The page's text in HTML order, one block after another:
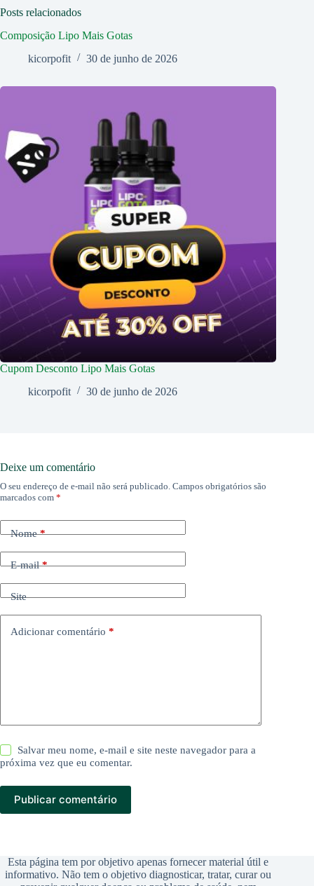
Posts relacionados
Composição Lipo Mais Gotas
kicorpofit
30 de junho de 2026
Cupom Desconto Lipo Mais Gotas
kicorpofit
30 de junho de 2026
Deixe um comentário
O seu endereço de e-mail não será publicado. Campos obrigatórios são
marcados com *
Nome*
E-mail*
Site
Adicionar comentário *
Salvar meu nome, e-mail e site neste navegador para a
próxima vez que eu comentar.
Publicar comentário
Esta página tem por objetivo apenas fornecer material útil e
informativo. Não tem o objetivo diagnosticar, tratar, curar ou